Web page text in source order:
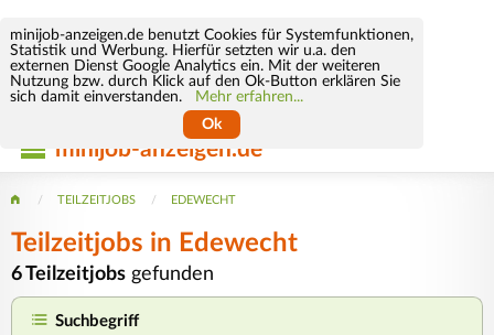
minijob-anzeigen.de benutzt Cookies für Systemfunktionen,
Statistik und Werbung. Hierfür setzten wir u.a. den
externen Dienst Google Analytics ein. Mit der weiteren
Nutzung bzw. durch Klick auf den Ok-Button erklären Sie
sich damit einverstanden.
Mehr erfahren...
Ok
minijob-anzeigen.de
TEILZEITJOBS EDEWECHT
Teilzeitjobs in Edewecht
6 Teilzeitjobs gefunden
Suchbegriff